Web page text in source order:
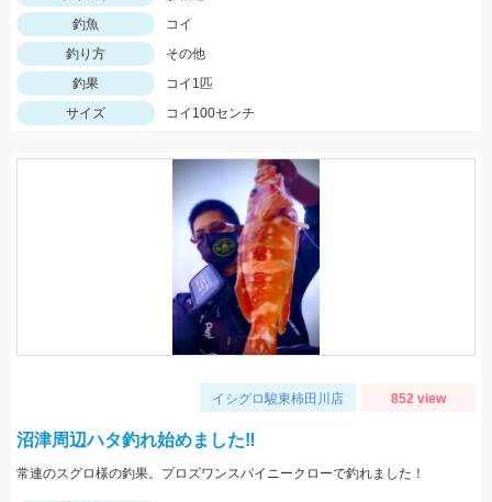
釣魚
コイ
釣り方
その他
釣果
コイ1匹
サイズ
コイ100センチ
イシグロ駿東柿田川店 852 view
沼津周辺ハタ釣れ始めました‼
常連のスグロ様の釣果。プロズワンスパイニークローで釣れました！